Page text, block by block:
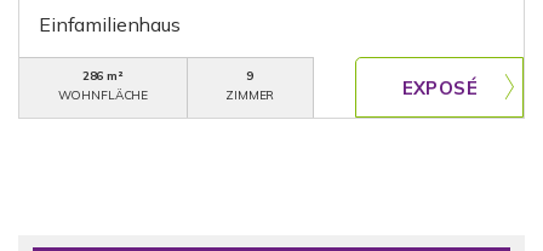
Einfamilienhaus
286 m²
WOHNFLÄCHE
9
ZIMMER